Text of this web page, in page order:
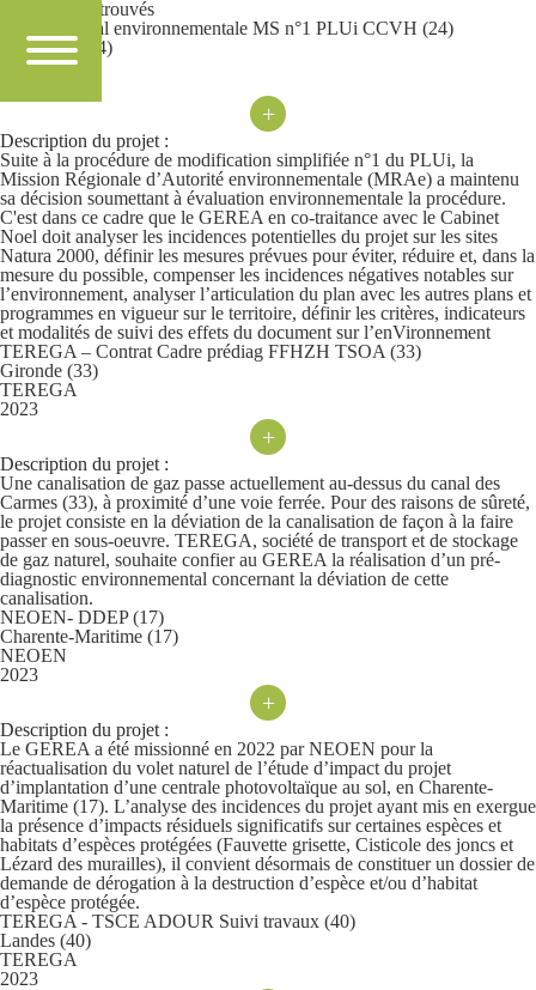
Nos
références
Actualités
Contact
ACCÈS
PLATEFORME
843 résultats trouvés
CCVH – Eval environnementale MS n°1 PLUi CCVH (24)
Dordogne (24)
CCVH
+
Description du projet :
Suite à la procédure de modification simplifiée n°1 du PLUi, la
Mission Régionale d’Autorité environnementale (MRAe) a maintenu
sa décision soumettant à évaluation environnementale la procédure.
C'est dans ce cadre que le GEREA en co-traitance avec le Cabinet
Noel doit analyser les incidences potentielles du projet sur les sites
Natura 2000, définir les mesures prévues pour éviter, réduire et, dans la
mesure du possible, compenser les incidences négatives notables sur
l’environnement, analyser l’articulation du plan avec les autres plans et
programmes en vigueur sur le territoire, définir les critères, indicateurs
et modalités de suivi des effets du document sur l’enVironnement
TEREGA – Contrat Cadre prédiag FFHZH TSOA (33)
Gironde (33)
TEREGA
2023
+
Description du projet :
Une canalisation de gaz passe actuellement au-dessus du canal des
Carmes (33), à proximité d’une voie ferrée. Pour des raisons de sûreté,
le projet consiste en la déviation de la canalisation de façon à la faire
passer en sous-oeuvre. TEREGA, société de transport et de stockage
de gaz naturel, souhaite confier au GEREA la réalisation d’un pré-
diagnostic environnemental concernant la déviation de cette
canalisation.
NEOEN- DDEP (17)
Charente-Maritime (17)
NEOEN
2023
+
Description du projet :
Le GEREA a été missionné en 2022 par NEOEN pour la
réactualisation du volet naturel de l’étude d’impact du projet
d’implantation d’une centrale photovoltaïque au sol, en Charente-
Maritime (17). L’analyse des incidences du projet ayant mis en exergue
la présence d’impacts résiduels significatifs sur certaines espèces et
habitats d’espèces protégées (Fauvette grisette, Cisticole des joncs et
Lézard des murailles), il convient désormais de constituer un dossier de
demande de dérogation à la destruction d’espèce et/ou d’habitat
d’espèce protégée.
TEREGA - TSCE ADOUR Suivi travaux (40)
Landes (40)
TEREGA
2023